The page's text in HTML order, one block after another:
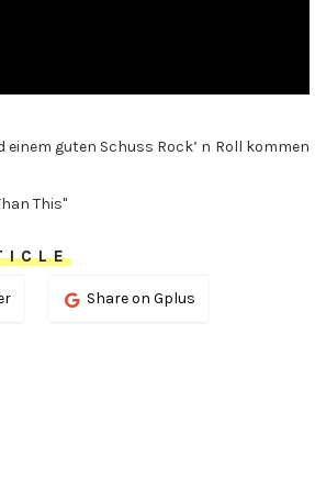
guten Schuss Rock’ n Roll kommen
This"
Share on Gplus